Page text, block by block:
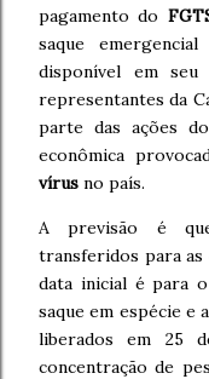
pagamento do
saque
disponível em seu
representantes da
parte das ações
econômica
vírus no país.
A previsão é
transferidos para as
data inicial é para
saque em espécie e
liberados em 25
concentração de